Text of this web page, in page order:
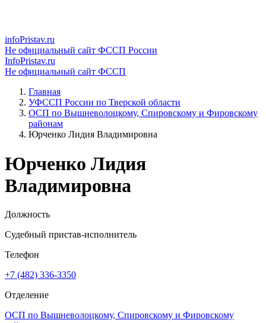
infoPristav.ru
Не официальный сайт ФССП России
InfoPristav.ru
Не официальный сайт ФССП
Главная
УФССП России по Тверской области
ОСП по Вышневолоцкому, Спировскому и Фировскому
районам
Юрченко Лидия Владимировна
Юрченко Лидия
Владимировна
Должность
Судебный пристав-исполнитель
Телефон
+7 (482) 336-3350
Отделение
ОСП по Вышневолоцкому, Спировскому и Фировскому